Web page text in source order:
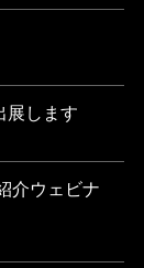
展します
介ウェビナ